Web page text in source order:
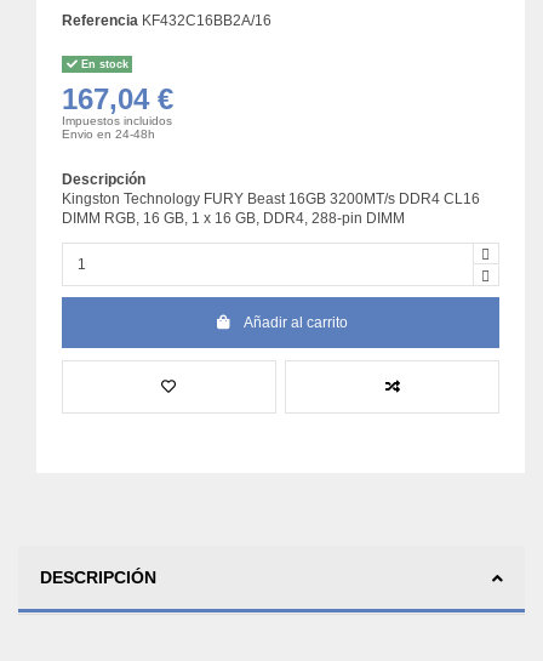
Referencia KF432C16BB2A/16
En stock
167,04 €
Impuestos incluidos
Envio en 24-48h
Descripción
Kingston Technology FURY Beast 16GB 3200MT/s DDR4 CL16
DIMM RGB, 16 GB, 1 x 16 GB, DDR4, 288-pin DIMM
Añadir al carrito
DESCRIPCIÓN